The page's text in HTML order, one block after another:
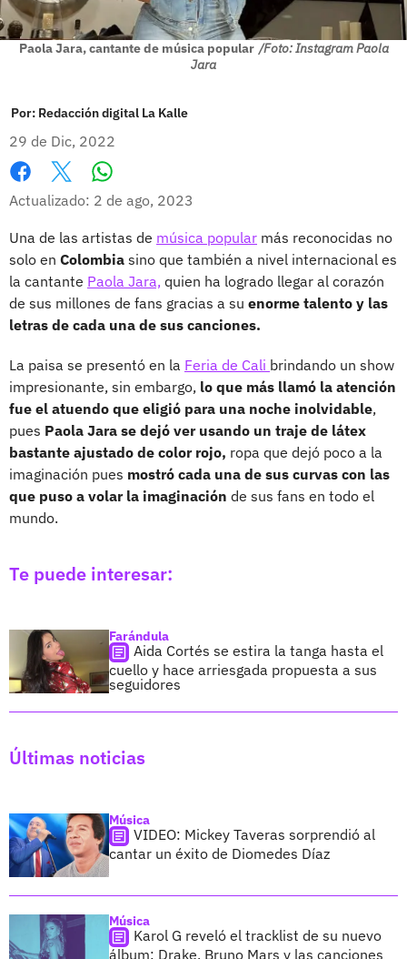
Paola Jara, cantante de música popular /Foto: Instagram Paola
Jara
Por: Redacción digital La Kalle
29 de Dic, 2022
Facebook
X
Actualizado: 2 de ago, 2023
Una de las artistas de música popular más reconocidas no
solo en Colombia sino que también a nivel internacional es
la cantante Paola Jara, quien ha logrado llegar al corazón
de sus millones de fans gracias a su enorme talento y las
letras de cada una de sus canciones.
La paisa se presentó en la Feria de Cali brindando un show
impresionante, sin embargo, lo que más llamó la atención
fue el atuendo que eligió para una noche inolvidable,
pues Paola Jara se dejó ver usando un traje de látex
bastante ajustado de color rojo, ropa que dejó poco a la
imaginación pues mostró cada una de sus curvas con las
que puso a volar la imaginación de sus fans en todo el
mundo.
Te puede interesar:
Farándula
Aida Cortés se estira la tanga hasta el
cuello y hace arriesgada propuesta a sus
seguidores
Últimas noticias
Música
VIDEO: Mickey Taveras sorprendió al
cantar un éxito de Diomedes Díaz
Música
Karol G reveló el tracklist de su nuevo
álbum: Drake, Bruno Mars y las canciones